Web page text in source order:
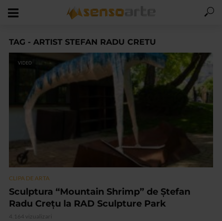
TAG - ARTIST STEFAN RADU CRETU
VIDEO
CLIPA DE ARTA
Sculptura “Mountain Shrimp” de Ștefan
Radu Crețu la RAD Sculpture Park
4.164 vizualizari